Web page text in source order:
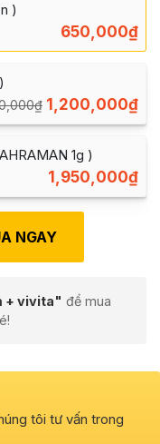
)
650,000₫
₫ 1,200,000₫
1g )
1,950,000₫
NGAY
+ vivita" để mua
tôi tư vấn trong